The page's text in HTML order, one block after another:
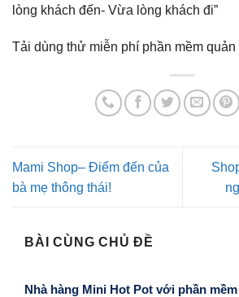
lòng khách đến- Vừa lòng khách đi”
Tải dùng thử miễn phí phần mềm quản
Mami Shop– Điểm đến của
bà mẹ thông thái!
BÀI CÙNG CHỦ ĐỀ
Nhà hàng Mini Hot Pot với phần